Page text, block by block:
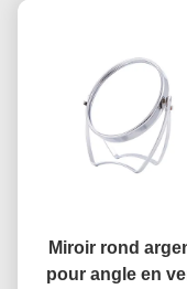
Miroir rond
pour angle en